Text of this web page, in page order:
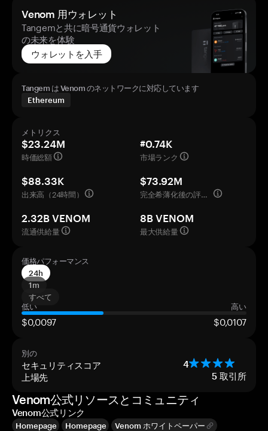
Venom 用ウォレット
Tangemと共に暗号通貨ウォレット
の未来を体験
ウォレットを入手
Tangem は Venom のネットワークに対応しています
Ethereum
メトリクス
$23.24M
時価総額
#0.74K
市場ランク
$88.33K
出来高（24時間）
$73.92M
完全希薄化後の評価額
2.32B VENOM
流通供給量
8B VENOM
最大供給量
価格パフォーマンス
24h
1m
すべて
低い
高い
$0,0097 $0,0107
別の
セキュリティスコア 4
上場先 5 取引所
Venom公式リソースとコミュニティ
Venom公式リンク
Homepage Homepage Venom ホワイトペーパー